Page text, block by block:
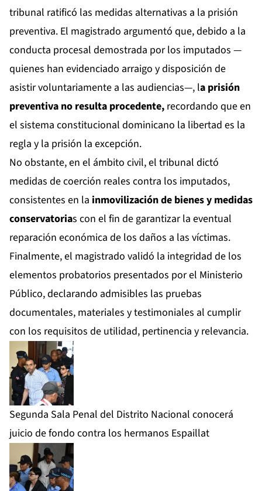
tribunal ratificó las medidas alternativas a la prisión
preventiva. El magistrado argumentó que, debido a la
conducta procesal demostrada por los imputados —
quienes han evidenciado arraigo y disposición de
asistir voluntariamente a las audiencias—, la prisión
preventiva no resulta procedente, recordando que en
el sistema constitucional dominicano la libertad es la
regla y la prisión la excepción.
No obstante, en el ámbito civil, el tribunal dictó
medidas de coerción reales contra los imputados,
consistentes en la inmovilización de bienes y medidas
conservatorias con el fin de garantizar la eventual
reparación económica de los daños a las víctimas.
Finalmente, el magistrado validó la integridad de los
elementos probatorios presentados por el Ministerio
Público, declarando admisibles las pruebas
documentales, materiales y testimoniales al cumplir
con los requisitos de utilidad, pertinencia y relevancia.
Segunda Sala Penal del Distrito Nacional conocerá
juicio de fondo contra los hermanos Espaillat